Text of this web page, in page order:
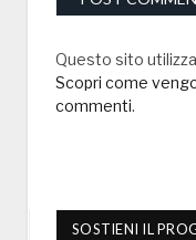
Questo sito
Scopri come
commenti.
SOSTIENI IL